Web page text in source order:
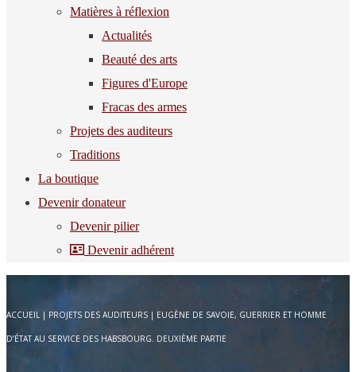
Matières à réflexion
Actualités
Beauté des arts
Figures d'Europe
Fracas des armes
Projets des auditeurs
Traditions
La boutique
Devenir donateur
Devenir pilier
Devenir adhérent
ACCUEIL | PROJETS DES AUDITEURS | EUGÈNE DE SAVOIE, GUERRIER ET HOMME
D’ÉTAT AU SERVICE DES HABSBOURG. DEUXIÈME PARTIE